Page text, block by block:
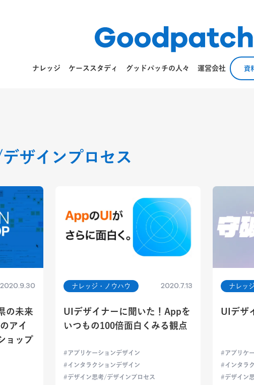
ナレッジ ケーススタディ グッドパッチの人々 運営会社 資
ザインプロセス
2020.9.30
の未来
アイ
ョップ
ナレッジ・ノウハウ 2020.7.13
UIデザイナーに聞いた！Appを
いつもの100倍面白くみる観点
アプリケーションデザイン
インタラクションデザイン
デザイン思考/デザインプロセス
ナレッ
UIデザ
アプリケ
インタラ
デザイン